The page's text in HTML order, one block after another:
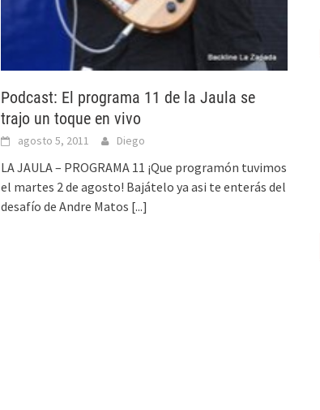
Podcast: El programa 11 de la Jaula se
trajo un toque en vivo
agosto 5, 2011 Diego
LA JAULA – PROGRAMA 11 ¡Que programón tuvimos
el martes 2 de agosto! Bajátelo ya asi te enterás del
desafío de Andre Matos [...]